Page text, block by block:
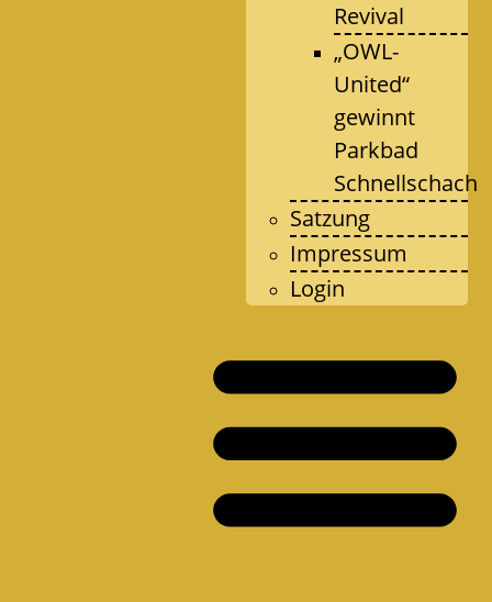
Revival
„OWL-
United“
gewinnt
Parkbad
Schnellschach
Satzung
Impressum
Login